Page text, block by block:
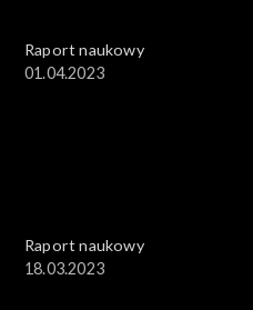
Raport naukowy
01.04.2023
Raport naukowy
18.03.2023